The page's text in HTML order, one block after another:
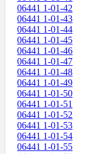
06441 1-01-42
06441 1-01-43
06441 1-01-44
06441 1-01-45
06441 1-01-46
06441 1-01-47
06441 1-01-48
06441 1-01-49
06441 1-01-50
06441 1-01-51
06441 1-01-52
06441 1-01-53
06441 1-01-54
06441 1-01-55